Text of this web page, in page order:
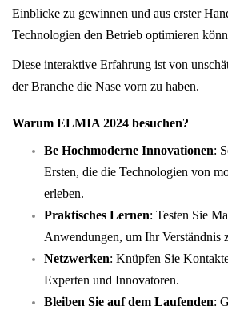
Einblicke zu gewinnen und aus erster
Technologien den Betrieb optimieren
Diese interaktive Erfahrung ist von
der Branche die Nase vorn zu haben.
Warum ELMIA 2024 besuchen?
Be Hochmoderne Innovationen:
Ersten, die die Technologien von
erleben.
Praktisches Lernen: Testen Sie
Anwendungen, um Ihr Verständnis
Netzwerken: Knüpfen Sie
Experten und Innovatoren.
Bleiben Sie auf dem Laufenden: